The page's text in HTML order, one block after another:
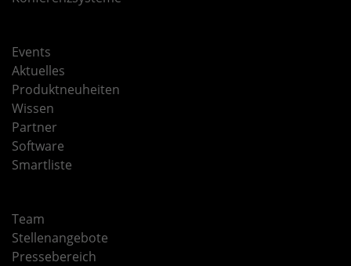
Events
Aktuelles
Produktneuheiten
Wissen
Partner
Software
Smartliste
Team
Stellenangebote
Pressebereich